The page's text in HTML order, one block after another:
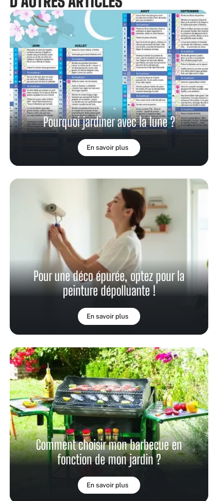
Pourquoi jardiner avec la lune ?
En savoir plus
Pour une déco épurée, optez pour la
peinture dépolluante !
En savoir plus
Comment choisir mon barbecue en
fonction de mon jardin ?
En savoir plus